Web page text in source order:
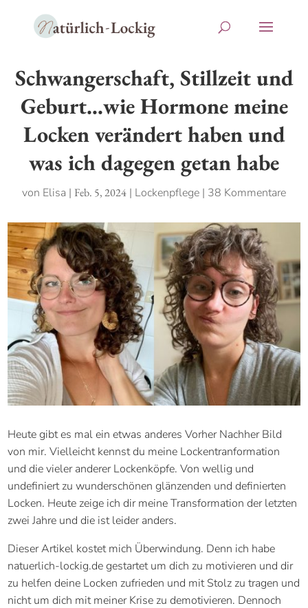
Schwangerschaft, Stillzeit und
Geburt…wie Hormone meine
Locken verändert haben und
was ich dagegen getan habe
von Elisa | Feb. 5, 2024 | Lockenpflege | 38 Kommentare
Heute gibt es mal ein etwas anderes Vorher Nachher Bild
von mir. Vielleicht kennst du meine Lockentranformation
und die vieler anderer Lockenköpfe. Von wellig und
undefiniert zu wunderschönen glänzenden und definierten
Locken. Heute zeige ich dir meine Transformation der letzten
zwei Jahre und die ist leider anders.
Dieser Artikel kostet mich Überwindung. Denn ich habe
natuerlich-lockig.de gestartet um dich zu motivieren und dir
zu helfen deine Locken zufrieden und mit Stolz zu tragen und
nicht um dich mit meiner Krise zu demotivieren. Dennoch